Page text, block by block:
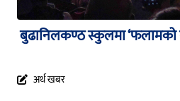
बुढानिलकण्ठ स्कुलमा ‘फलामको
अर्थ खबर